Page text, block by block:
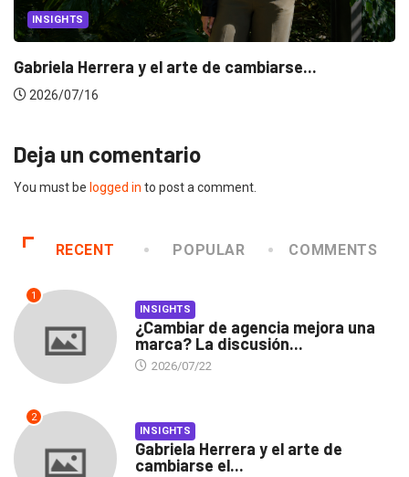
INSIGHTS
Gabriela Herrera y el arte de cambiarse...
2026/07/16
Deja un comentario
You must be logged in to post a comment.
RECENT POPULAR COMMENTS
1
INSIGHTS
¿Cambiar de agencia mejora una
marca? La discusión...
2026/07/22
2
INSIGHTS
Gabriela Herrera y el arte de
cambiarse el...